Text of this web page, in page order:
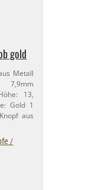
gold
Metall
13,​
Gold 1
aus
/